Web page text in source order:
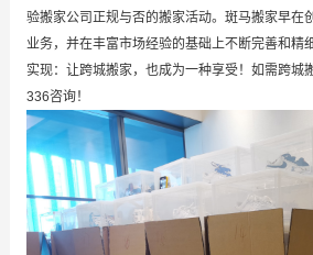
验搬家公司正规与否的搬家活动。斑马搬家早在
业务，并在丰富市场经验的基础上不断完善和精
实现：让跨城搬家，也成为一种享受！如需跨城
336咨询！